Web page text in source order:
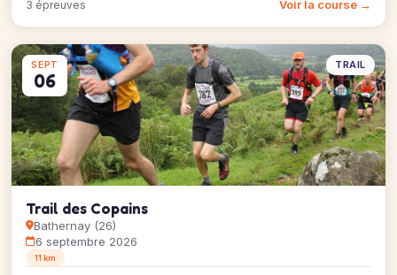
3 épreuves Voir la course →
SEPT
06
TRAIL
Trail des Copains
Bathernay (26)
6 septembre 2026
11 km